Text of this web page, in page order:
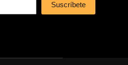
Suscríbete